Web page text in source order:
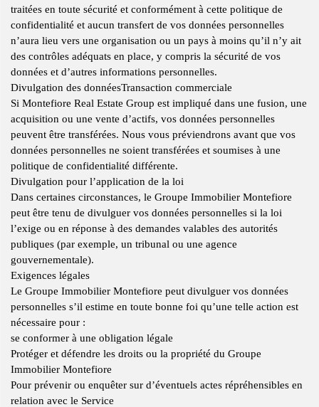
traitées en toute sécurité et conformément à cette politique de
confidentialité et aucun transfert de vos données personnelles
n’aura lieu vers une organisation ou un pays à moins qu’il n’y ait
des contrôles adéquats en place, y compris la sécurité de vos
données et d’autres informations personnelles.
Divulgation des donnéesTransaction commerciale
Si Montefiore Real Estate Group est impliqué dans une fusion, une
acquisition ou une vente d’actifs, vos données personnelles
peuvent être transférées. Nous vous préviendrons avant que vos
données personnelles ne soient transférées et soumises à une
politique de confidentialité différente.
Divulgation pour l’application de la loi
Dans certaines circonstances, le Groupe Immobilier Montefiore
peut être tenu de divulguer vos données personnelles si la loi
l’exige ou en réponse à des demandes valables des autorités
publiques (par exemple, un tribunal ou une agence
gouvernementale).
Exigences légales
Le Groupe Immobilier Montefiore peut divulguer vos données
personnelles s’il estime en toute bonne foi qu’une telle action est
nécessaire pour :
se conformer à une obligation légale
Protéger et défendre les droits ou la propriété du Groupe
Immobilier Montefiore
Pour prévenir ou enquêter sur d’éventuels actes répréhensibles en
relation avec le Service